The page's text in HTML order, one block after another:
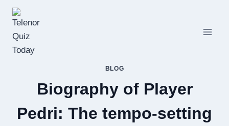
Skip
content
BLOG
Biography of Player
Pedri: The tempo-setting